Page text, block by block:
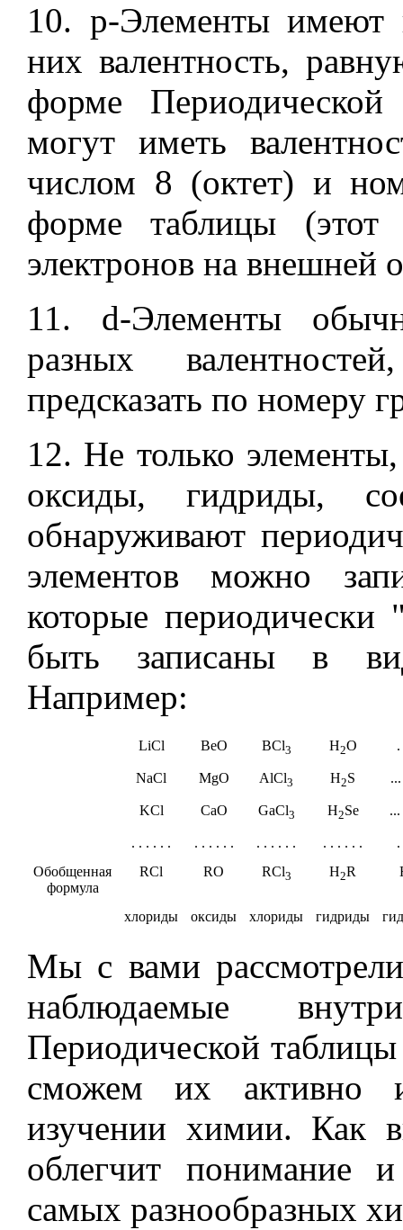
10. p-Элементы
них валентность,
форме
могут иметь
числом 8 (октет) и
форме таблицы (этот
электронов на внешней
11. d-Элементы
разных
предсказать по номеру
12. Не только
оксиды, гидриды,
обнаруживают
элементов можно
которые периодически
быть записаны в
Например:
LiCl BeO BCl3 H2O
NaCl MgO AlCl3 H2S
KCl CaO GaCl3 H2Se
. . . . . . . . . . . . . . . . . . . . . . . .
Обобщенная
формула
RCl RO RCl3 H2R
хлориды оксиды хлориды гидриды
Мы с вами
наблюдаемые
Периодической
сможем их активно
изучении химии. Как
облегчит понимание
самых разнообразных